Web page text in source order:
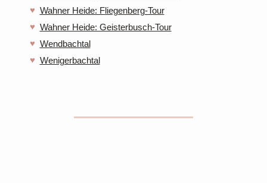
Wahner Heide: Fliegenberg-Tour
Wahner Heide: Geisterbusch-Tour
Wendbachtal
Wenigerbachtal